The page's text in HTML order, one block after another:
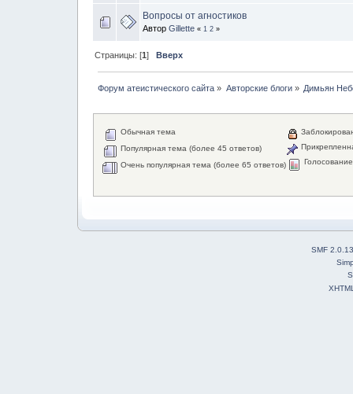
Вопросы от агностиков
Автор Gillette « 1 2 »
Страницы: [1]Вверх
Форум атеистического сайта » Авторские блоги» Димьян
Обычная тема
Популярная тема (более 45 ответов)
Очень популярная тема (более 65 ответов)
Голосование
SMF 2.0.13